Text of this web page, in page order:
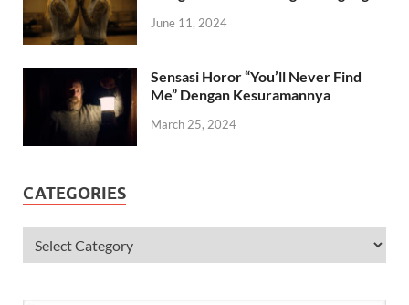
June 11, 2024
Sensasi Horor “You’ll Never Find
Me” Dengan Kesuramannya
March 25, 2024
CATEGORIES